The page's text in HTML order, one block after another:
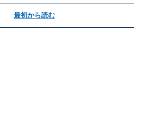
最初から読む